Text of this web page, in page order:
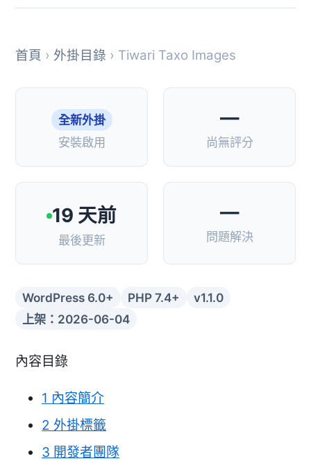
首頁 › 外掛目錄 › Tiwari Taxo Images
全新外掛
安裝啟用
—
尚無評分
19 天前
最後更新
—
問題解決
WordPress 6.0+ PHP 7.4+
v1.1.0
上架：2026-06-04
內容目錄
1 內容簡介
2 外掛標籤
3 開發者團隊